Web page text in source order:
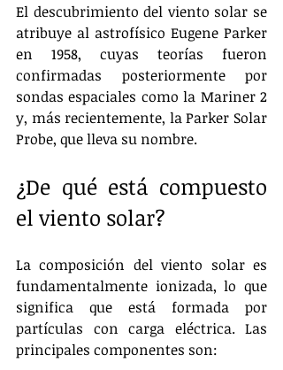
El descubrimiento del viento solar se
atribuye al astrofísico Eugene Parker
en 1958, cuyas teorías fueron
confirmadas posteriormente por
sondas espaciales como la Mariner 2
y, más recientemente, la Parker Solar
Probe, que lleva su nombre.
¿De qué está compuesto
el viento solar?
La composición del viento solar es
fundamentalmente ionizada, lo que
significa que está formada por
partículas con carga eléctrica. Las
principales componentes son: